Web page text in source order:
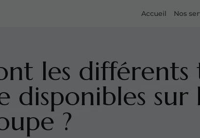
Accueil Nos
les différents
disponibles
?